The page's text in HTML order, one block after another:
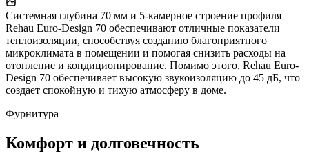
Системная глубина 70 мм и 5-камерное строение профиля
Rehau Euro-Design 70 обеспечивают отличные показатели
теплоизоляции, способствуя созданию благоприятного
микроклимата в помещении и помогая снизить расходы на
отопление и кондиционирование. Помимо этого, Rehau Euro-
Design 70 обеспечивает высокую звукоизоляцию до 45 дБ, что
создает спокойную и тихую атмосферу в доме.
Фурнитура
Комфорт и долговечность